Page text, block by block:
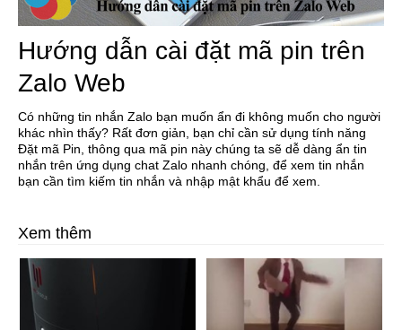
Hướng dẫn cài đặt mã pin trên
Zalo Web
Có những tin nhắn Zalo bạn muốn ẩn đi không muốn cho người
khác nhìn thấy? Rất đơn giản, bạn chỉ cần sử dụng tính năng
Đặt mã Pin, thông qua mã pin này chúng ta sẽ dễ dàng ẩn tin
nhắn trên ứng dụng chat Zalo nhanh chóng, để xem tin nhắn
bạn cần tìm kiếm tin nhắn và nhập mật khẩu để xem.
Xem thêm